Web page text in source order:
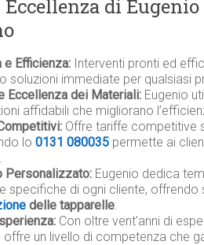
di
e Efficienza: Interventi pronti ed
soluzioni immediate per qualsiasi
Eccellenza dei Materiali: Eugenio
affidabili che migliorano
Offre tariffe competitive
lo 0131 080035 permette ai
Personalizzato: Eugenio dedica
specifiche di ogni cliente, offrendo
delle tapparelle.
Con oltre vent’anni di
offre un livello di competenza che